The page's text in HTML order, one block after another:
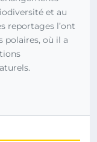
et au
reportages l’ont
polaires, où il a